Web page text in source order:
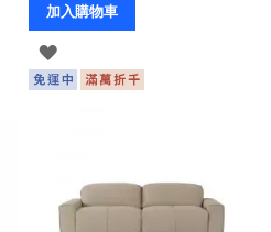
加入購物車
登
入